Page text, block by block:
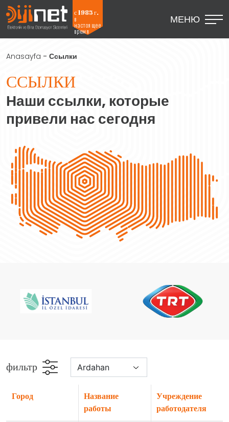
с 1985 г.
в
настоящее
время
МЕНЮ
Anasayfa - Ссылки
ССЫЛКИ
Наши ссылки, которые
привели нас сегодня
фильтр
город
Название
работы
Учреждение
работодателя